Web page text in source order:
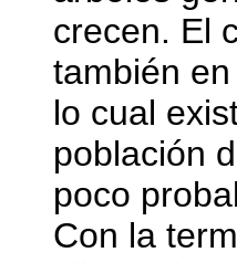
crecen. El
también
lo cual
población
poco
Con la